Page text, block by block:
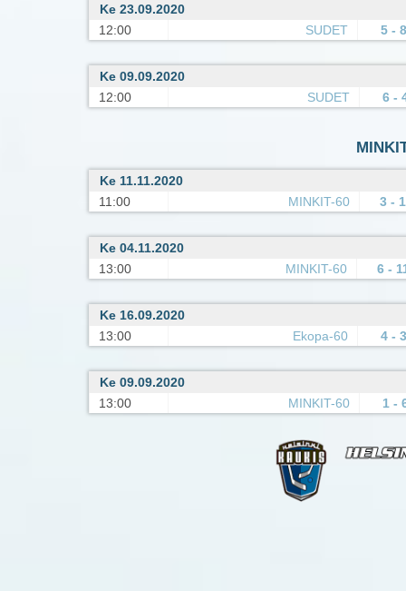
Ke 23.09.2020
12:00
SUDET 5 - 8
Ke 09.09.2020
12:00
SUDET 6 -
Ke 11.11.2020
11:00
MINKIT-60 3 -
Ke 04.11.2020
13:00
MINKIT-60 6 -
Ke 16.09.2020
13:00
Ekopa-60 4 - 3
Ke 09.09.2020
13:00
MINKIT-60 1 -